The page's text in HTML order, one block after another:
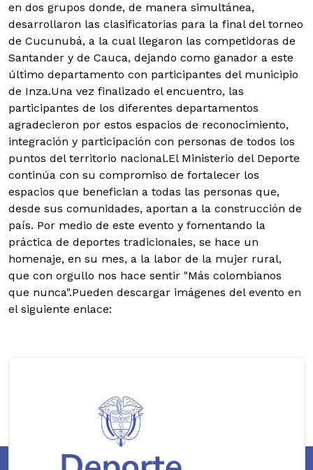
en dos grupos donde, de manera simultánea,
desarrollaron las clasificatorias para la final del torneo
de Cucunubá, a la cual llegaron las competidoras de
Santander y de Cauca, dejando como ganador a este
último departamento con participantes del municipio
de Inza.Una vez finalizado el encuentro, las
participantes de los diferentes departamentos
agradecieron por estos espacios de reconocimiento,
integración y participación con personas de todos los
puntos del territorio nacional.El Ministerio del Deporte
continúa con su compromiso de fortalecer los
espacios que benefician a todas las personas que,
desde sus comunidades, aportan a la construcción de
país. Por medio de este evento y fomentando la
práctica de deportes tradicionales, se hace un
homenaje, en su mes, a la labor de la mujer rural,
que con orgullo nos hace sentir "Más colombianos
que nunca".Pueden descargar imágenes del evento en
el siguiente enlace: